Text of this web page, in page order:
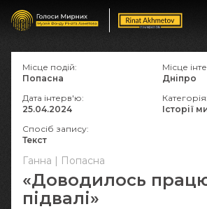
Ганна | Попасна
«Доводилось
підвалі»
Місце подій:
Попасна
Місце
Дніпро
Дата інтерв'ю:
25.04.2024
Категорія:
Історії
Спосіб запису:
Текст